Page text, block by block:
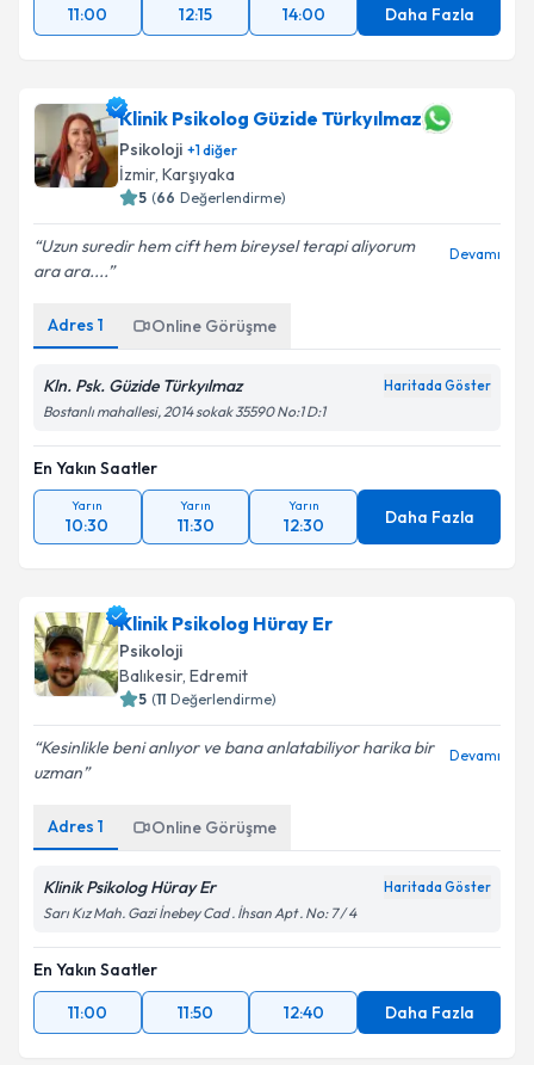
11:00 12:15 14:00 Daha Fazla
Klinik Psikolog Güzide Türkyılmaz
Psikoloji +1diğer
İzmir, Karşıyaka
5 (66 Değerlendirme)
Uzun suredir hem cift hem bireysel terapi aliyorum
ara ara....
Devamı
Adres 1 Online Görüşme
Kln. Psk. Güzide Türkyılmaz Haritada Göster
Bostanlı mahallesi, 2014 sokak 35590 No:1 D:1
En Yakın Saatler
Yarın
10:30
Yarın
11:30
Yarın
12:30 Daha Fazla
Klinik Psikolog Hüray Er
Psikoloji
Balıkesir, Edremit
5 (11 Değerlendirme)
Kesinlikle beni anlıyor ve bana anlatabiliyor harika bir
uzman
Devamı
Adres 1 Online Görüşme
Klinik Psikolog Hüray Er Haritada Göster
Sarı Kız Mah. Gazi İnebey Cad . İhsan Apt . No: 7 / 4
En Yakın Saatler
11:00
11:50 12:40 Daha Fazla